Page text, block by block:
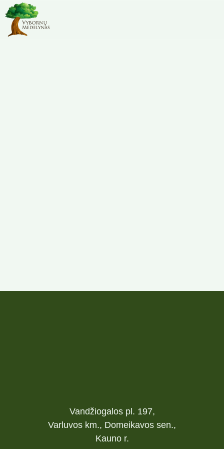
Vandžiogalos pl. 197,
Varluvos km., Domeikavos sen.,
Kauno r.